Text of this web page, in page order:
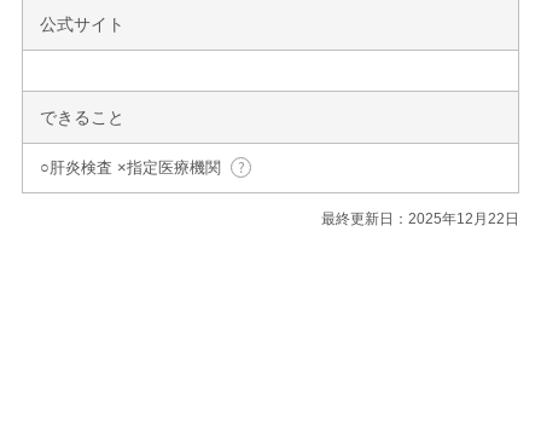
公式サイト
できること
○肝炎検査 ×指定医療機関
最終更新日：2025年12月22日